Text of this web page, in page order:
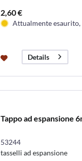
2,60 €
Attualmente
Details
Tappo ad espansione
53244
tasselli ad espansione